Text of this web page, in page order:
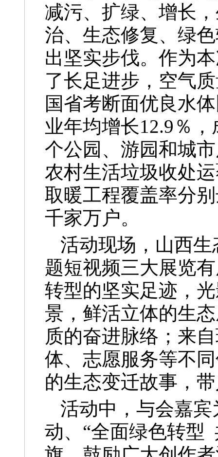
减污、扩绿、增长
治、生态修复、绿
出坚实步伐。作为
了长足进步，空气
国省考断面优良水
业年均增长12.9％
个公园、游园和城
农村生活垃圾收处
取暖工程覆盖率分
千家万户。
活动现场，山西
题短视频三大展览
转型的坚实足迹，
景，鲜活立体的生
质的奋进脉络；来
体、志愿服务等不
的生态变迁故事，
活动中，与会嘉
动、“全面绿色转